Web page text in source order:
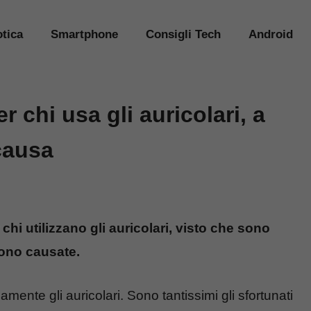
Smartphone Consigli Tech Android
chi usa gli auricolari, a
utilizzano gli auricolari, visto che sono
causate.
gli auricolari. Sono tantissimi gli sfortunati